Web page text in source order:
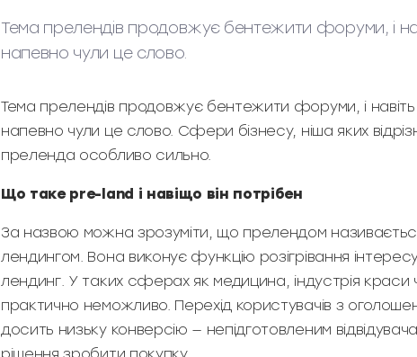
Тема прелендів продовжує бентежити форуми, і
напевно чули це слово.
Тема прелендів продовжує бентежити форуми, і навіть
напевно чули це слово. Сфери бізнесу, ніша яких
преленда особливо сильно.
Що таке pre-land і навіщо він потрібен
За назвою можна зрозуміти, що прелендом
лендингом. Вона виконує функцію розігрівання
лендинг. У таких сферах як медицина, індустрія
практично неможливо. Перехід користувачів з
досить низьку конверсію — непідготовленим